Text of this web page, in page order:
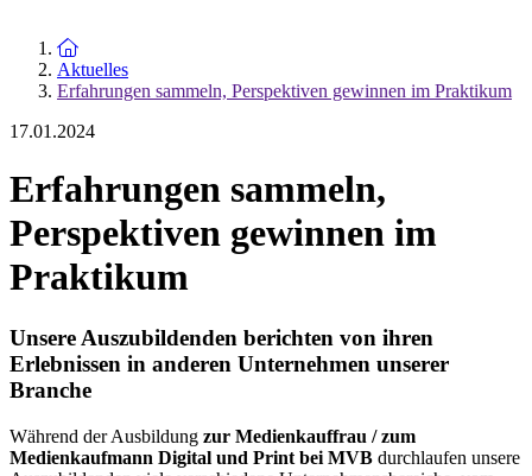
Zur Startseite
Aktuelles
Erfahrungen sammeln, Perspektiven gewinnen im Praktikum
17.01.2024
Erfahrungen sammeln,
Perspektiven gewinnen im
Praktikum
Unsere Auszubildenden berichten von ihren
Erlebnissen in anderen Unternehmen unserer
Branche
Während der Ausbildung zur Medienkauffrau / zum
Medienkaufmann Digital und Print bei MVB durchlaufen unsere